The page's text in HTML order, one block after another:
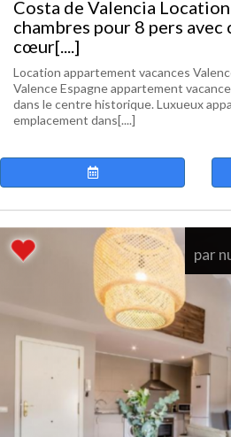
Costa de Valencia
chambres pour 8 pers
cœur[....]
Location appartement vacances
Valence Espagne appartement
dans le centre historique. Luxueux
emplacement dans[....]
par